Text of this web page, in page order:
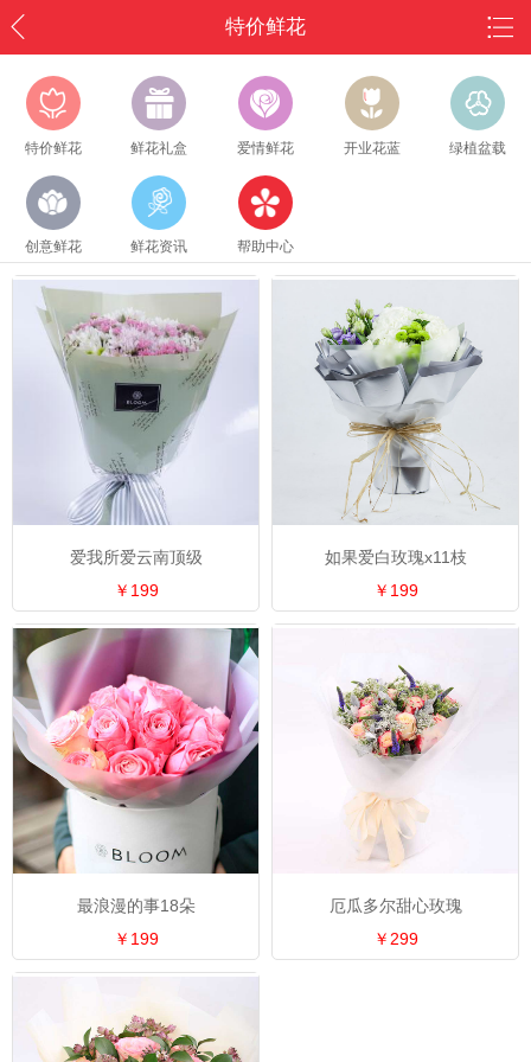
特价鲜花
特价鲜花 鲜花礼盒 爱情鲜花 开业花蓝 绿植盆载
创意鲜花 鲜花资讯 帮助中心
爱我所爱云南顶级
￥199
如果爱白玫瑰x11枝
￥199
最浪漫的事18朵
￥199
厄瓜多尔甜心玫瑰
￥299